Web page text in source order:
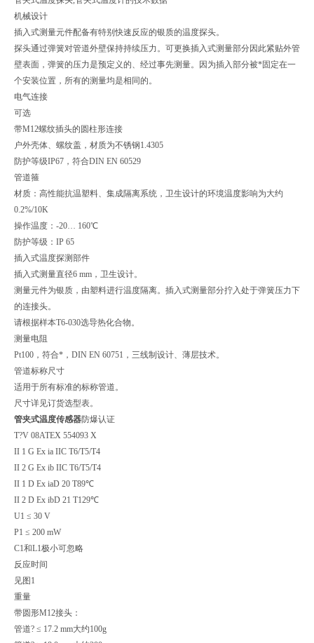
机械设计
插入式测量元件配备有特别快速反应的银质的温度探头。
探头通过弹簧对管道外壁保持持续压力。可更换插入式测量部分因此紧贴外管
壁表面，弹簧的压力是预定义的、经过事先测量。因为插入部分被*固定在一
个安装位置，所有的测量均是相同的。
电气连接
可选
带M12螺纹插头的圆柱形连接
户外壳体、螺纹盖，材质为不锈钢1.4305
防护等级IP67，符合DIN EN 60529
管道箍
材质：高性能抗温塑料、集成隔离系统，卫生设计的环境温度影响为大约
0.2%/10K
操作温度：-20… 160℃
防护等级：IP 65
插入式温度探测部件
插入式测量直径6 mm，卫生设计。
测量元件为银质，由塑料进行温度隔离。插入式测量部分拧入处于弹簧压力下
的连接头。
请根据样本T6-030选导热化合物。
测量电阻
Pt100，符合*，DIN EN 60751，三线制设计、薄层技术。
管道标称尺寸
适用于所有标准的标称管道。
尺寸详见订货选型表。
管夹式温度传感器防爆认证
T?V 08ATEX 554093 X
II 1 G Ex ia IIC T6/T5/T4
II 2 G Ex ib IIC T6/T5/T4
II 1 D Ex iaD 20 T89℃
II 2 D Ex ibD 21 T129℃
U1 ≤ 30 V
P1 ≤ 200 mW
C1和L1极小可忽略
反应时间
见图1
重量
带圆形M12接头：
管道? ≤ 17.2 mm大约100g